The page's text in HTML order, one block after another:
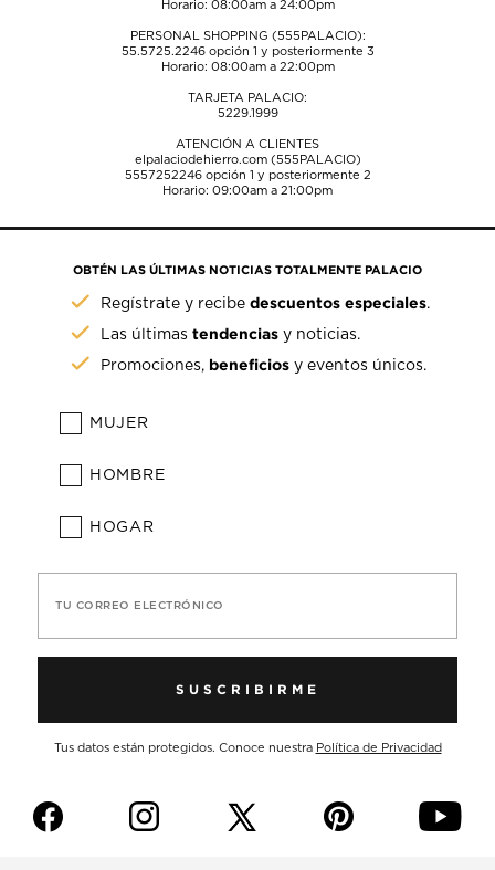
Horario: 08:00am a 24:00pm
PERSONAL SHOPPING (555PALACIO):
55.5725.2246opción 1 y posteriormente 3
Horario: 08:00am a 22:00pm
TARJETA PALACIO:
5229.1999
ATENCIÓN A CLIENTES
elpalaciodehierro.com (555PALACIO)
5557252246opción 1 y posteriormente 2
Horario: 09:00am a 21:00pm
OBTÉN LAS ÚLTIMAS NOTICIAS TOTALMENTE PALACIO
Regístrate y recibedescuentos especiales.
Las últimastendencias y noticias.
Promociones, beneficios y eventos únicos.
MUJER
HOMBRE
HOGAR
TU CORREO ELECTRÓNICO
SUSCRIBIRME
Tus datos están protegidos. Conoce nuestra Política de Privacidad
f i p y